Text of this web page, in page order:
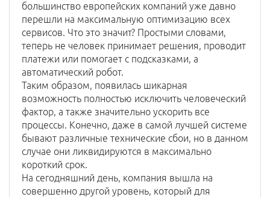
большинство европейских компаний уже давно
перешли на максимальную оптимизацию всех
сервисов. Что это значит? Простыми словами,
теперь не человек принимает решения, проводит
платежи или помогает с подсказками, а
автоматический робот.
Таким образом, появилась шикарная
возможность полностью исключить человеческий
фактор, а также значительно ускорить все
процессы. Конечно, даже в самой лучшей системе
бывают различные технические сбои, но в данном
случае они ликвидируются в максимально
короткий срок.
На сегодняшний день, компания вышла на
совершенно другой уровень, который для